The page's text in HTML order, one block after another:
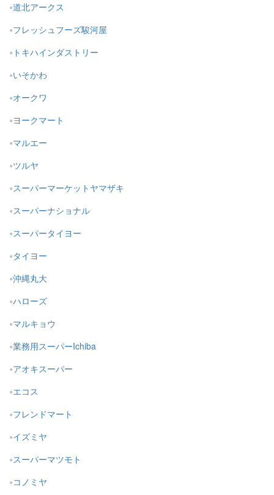
道北アークス
フレッシュフーズ駿河屋
トキハインダストリー
いそかわ
オークワ
ヨークマート
マルエー
ツルヤ
スーパーマーケットヤマザキ
スーパーナショナル
スーパータイヨー
タイヨー
沖縄丸大
ハローズ
マルキョウ
業務用スーパーIchiba
アオキスーパー
エコス
フレンドマート
イズミヤ
スーパーマツモト
コノミヤ